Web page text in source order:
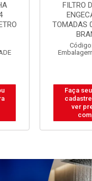
EXTENSAO
PP 2P+T
Faça
ver